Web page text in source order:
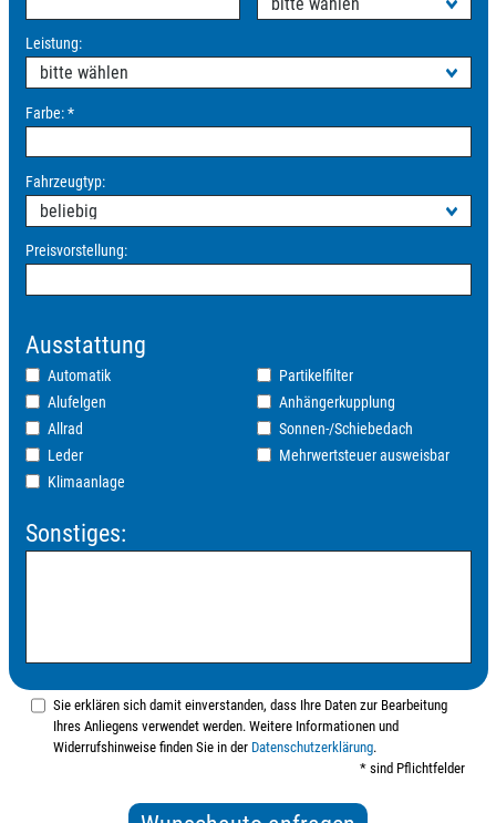
Leistung:
Farbe:*
Fahrzeugtyp:
Preisvorstellung:
Ausstattung
Automatik
Alufelgen
Allrad
Leder
Klimaanlage
Partikelfilter
Anhängerkupplung
Sonnen-/Schiebedach
Mehrwertsteuer ausweisbar
Sonstiges:
Sie erklären sich damit einverstanden, dass Ihre Daten zur Bearbeitung
Ihres Anliegens verwendet werden. Weitere Informationen und
Widerrufshinweise finden Sie in der Datenschutzerklärung.
* sind Pflichtfelder